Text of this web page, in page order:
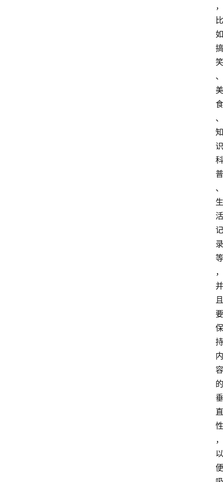
，
比
如
搞
笑
、
美
食
、
知
识
科
普
、
生
活
记
录
等
，
并
且
要
保
持
内
容
的
垂
直
性
，
以
便